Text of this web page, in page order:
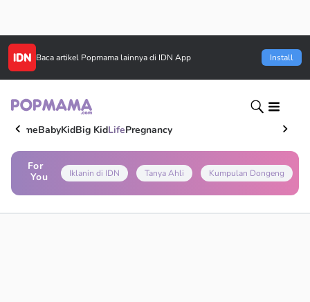
Baca artikel Popmama lainnya di IDN App Install
HomeBabyKidBig KidLifePregnancy
For
You
Iklanin di IDN Tanya Ahli Kumpulan Dongeng